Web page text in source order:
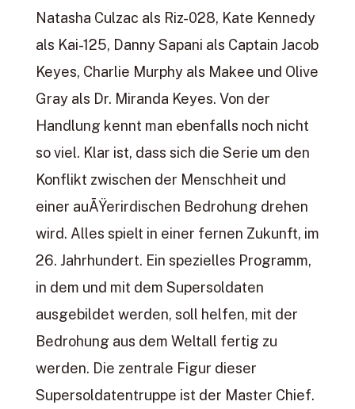
Natasha Culzac als Riz-028, Kate Kennedy
als Kai-125, Danny Sapani als Captain Jacob
Keyes, Charlie Murphy als Makee und Olive
Gray als Dr. Miranda Keyes. Von der
Handlung kennt man ebenfalls noch nicht
so viel. Klar ist, dass sich die Serie um den
Konflikt zwischen der Menschheit und
einer auÃŸerirdischen Bedrohung drehen
wird. Alles spielt in einer fernen Zukunft, im
26. Jahrhundert. Ein spezielles Programm,
in dem und mit dem Supersoldaten
ausgebildet werden, soll helfen, mit der
Bedrohung aus dem Weltall fertig zu
werden. Die zentrale Figur dieser
Supersoldatentruppe ist der Master Chief.